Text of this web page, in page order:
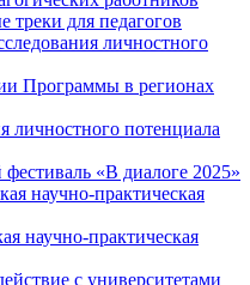
треки для педагогов
личностного
Программы в регионах
личностного потенциала
«В диалоге 2025»
научно-практическая
научно-практическая
с университетами